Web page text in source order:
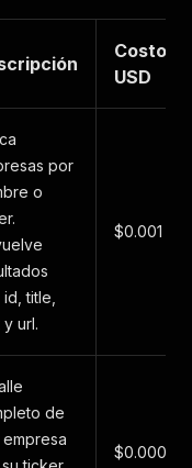
Costo
USD
por
o
title,
url.
$0.001
de
empresa
$0.0005